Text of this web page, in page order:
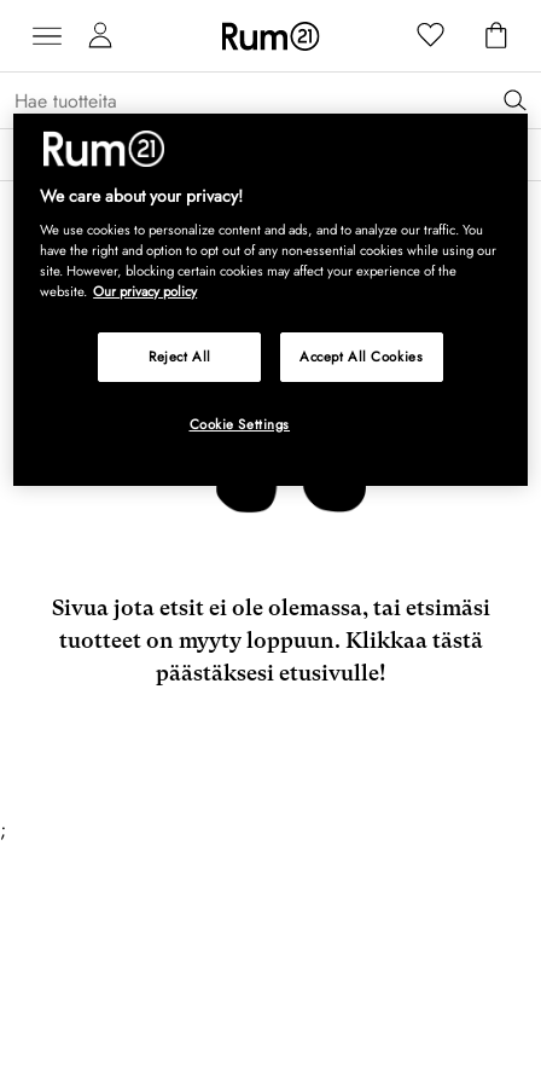
Saat 15 % alennusta Grythyttan Stålmöbler -tuotteista* →
Sivua jota etsit ei ole olemassa, tai etsimäsi
tuotteet on myyty loppuun. Klikkaa tästä
päästäksesi etusivulle!
;
We care about your privacy!
We use cookies to personalize content and ads, and to analyze our traffic. You
have the right and option to opt out of any non-essential cookies while using our
site. However, blocking certain cookies may affect your experience of the
website. Our privacy policy
Reject All Accept All Cookies
Cookie Settings